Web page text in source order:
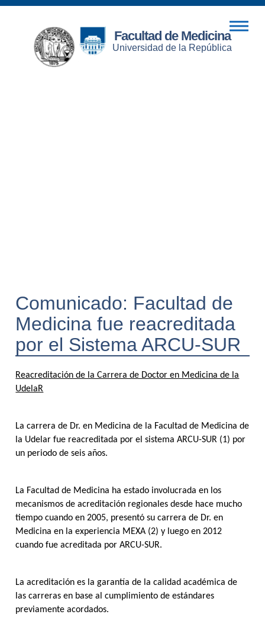
Facultad de Medicina
Universidad de la República
Comunicado: Facultad de
Medicina fue reacreditada
por el Sistema ARCU-SUR
Reacreditación de la Carrera de Doctor en Medicina de la
UdelaR
La carrera de Dr. en Medicina de la Facultad de Medicina de
la Udelar fue reacreditada por el sistema ARCU-SUR (1) por
un periodo de seis años.
La Facultad de Medicina ha estado involucrada en los
mecanismos de acreditación regionales desde hace mucho
tiempo cuando en 2005, presentó su carrera de Dr. en
Medicina en la experiencia MEXA (2) y luego en 2012
cuando fue acreditada por ARCU-SUR.
La acreditación es la garantía de la calidad académica de
las carreras en base al cumplimiento de estándares
previamente acordados.